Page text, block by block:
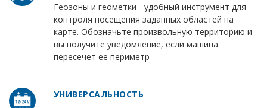
Геозоны и геометки - удобный инструмент для
контроля посещения заданных областей на
карте. Обозначьте произвольную территорию и
вы получите уведомление, если машина
пересечет ее периметр
УНИВЕРСАЛЬНОСТЬ